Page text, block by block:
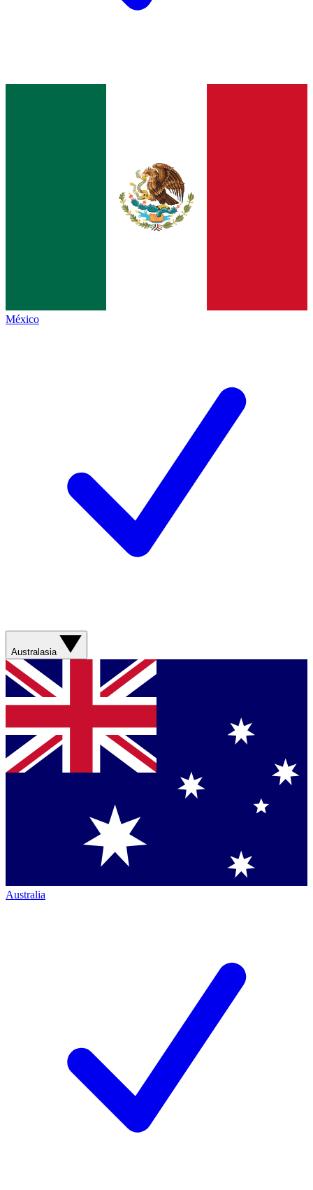
México
Australasia
Australia